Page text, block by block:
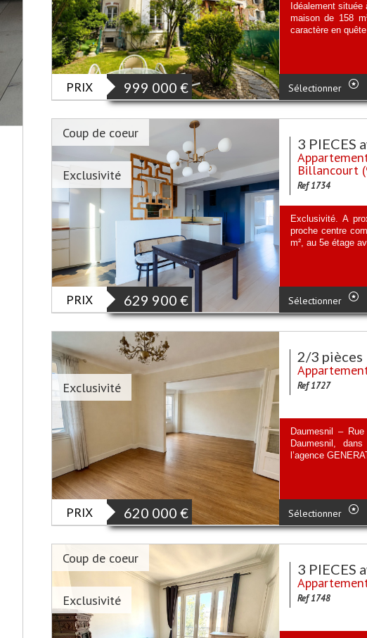
PRIX 999 000 €
Idéalement
maison de 158
caractère en
Sélectionner
Exclusivité
Coup de coeur
PRIX 629 900 €
3 PIECES
Billancourt
Ref 1734
Exclusivité. A
proche centre
m², au 5e étage
Sélectionner
Exclusivité
PRIX 620 000 €
2/3 pièces
Ref 1727
Daumesnil –
Daumesnil,
l’agence
Sélectionner
Exclusivité
Coup de coeur
3 PIECES
Ref 1748